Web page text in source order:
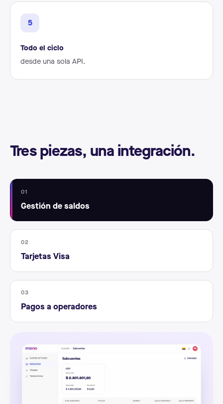
5
Todo el ciclo
desde una sola API.
Tres piezas, una integración.
01
Gestión de saldos
02
Tarjetas Visa
03
Pagos a operadores